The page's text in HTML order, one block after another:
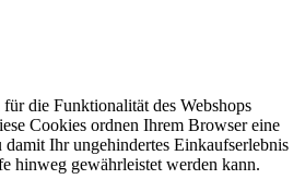
die Funktionalität des Webshops
Cookies ordnen Ihrem Browser eine
Ihr ungehindertes Einkaufserlebnis
hinweg gewährleistet werden kann.